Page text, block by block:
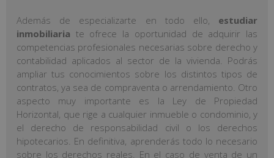
Además de especializarte en todo ello, estudiar
inmobiliaria te ofrece la oportunidad de adquirir las
competencias profesionales necesarias sobre derecho y
contabilidad aplicados al sector de la vivienda. Podrás
ampliar tus conocimientos sobre los distintos tipos de
contratos, ya sea de compraventa o arrendamiento. Otro
aspecto muy importante es la Ley de Propiedad
Horizontal, que rige a cualquier inmueble o condominio, y
el derecho de responsabilidad civil o los derechos
hipotecarios. En definitiva, aprenderás todo lo necesario
sobre los derechos reales. En el caso de venta de un